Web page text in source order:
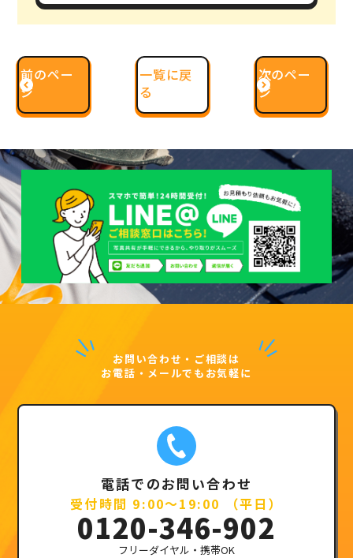
前のペー
ジ
一覧に戻
る
次のペー
ジ
お問い合わせ・ご相談は
お電話・メールでもお気軽に
電話でのお問い合わせ
受付時間 9:00～19:00 （平日）
0120-346-902
フリーダイヤル・携帯OK